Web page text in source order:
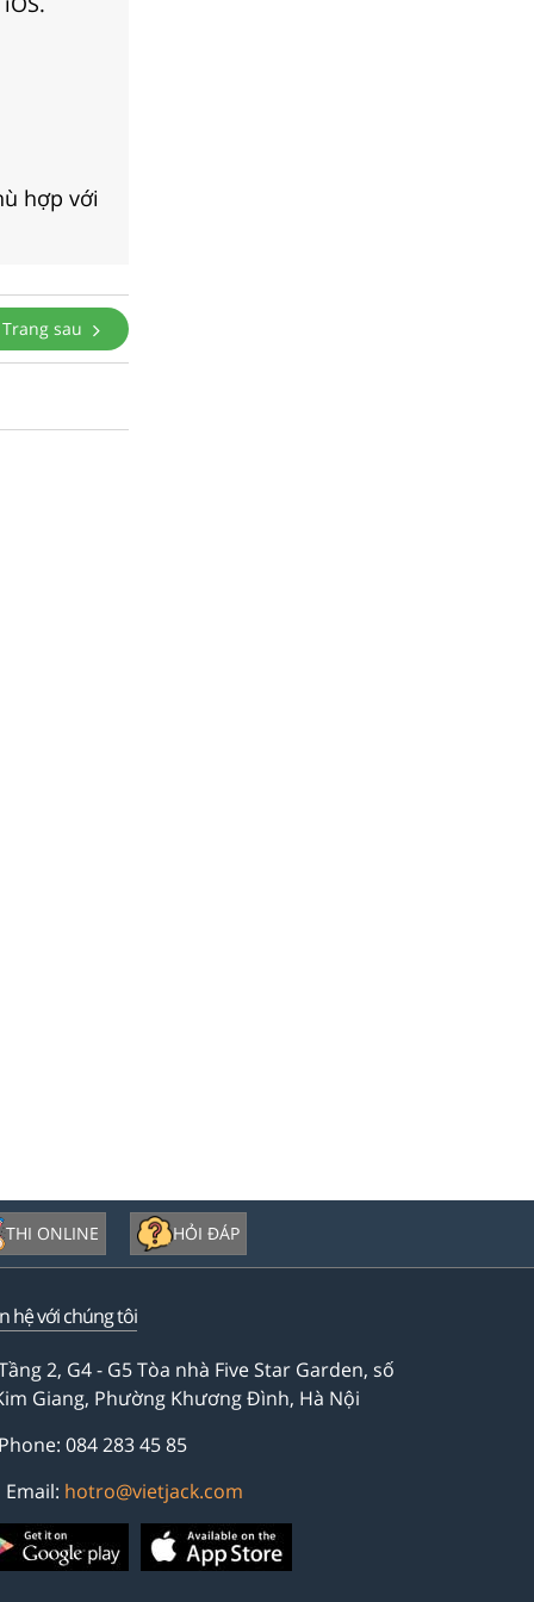
hợp với
Trang sau
THI ONLINE HỎI ĐÁP
hệ với chúng tôi
2, G4 - G5 Tòa nhà Five Star Garden, số
Giang, Phường Khương Đình, Hà Nội
Phone: 084 283 45 85
Email: hotro@vietjack.com